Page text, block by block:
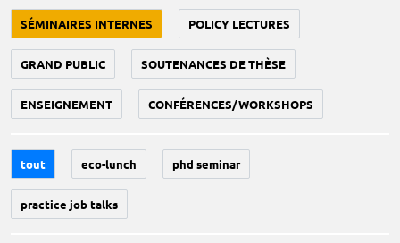
SÉMINAIRES INTERNES POLICY LECTURES
GRAND PUBLIC SOUTENANCES DE THÈSE
ENSEIGNEMENT CONFÉRENCES/WORKSHOPS
tout eco-lunch phd seminar
practice job talks